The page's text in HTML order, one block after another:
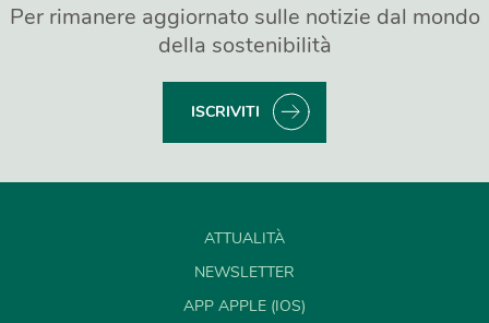
Per rimanere aggiornato sulle notizie dal mondo
della sostenibilità
ISCRIVITI
ATTUALITÀ
NEWSLETTER
APP APPLE (IOS)